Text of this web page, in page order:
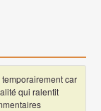
car
qui ralentit